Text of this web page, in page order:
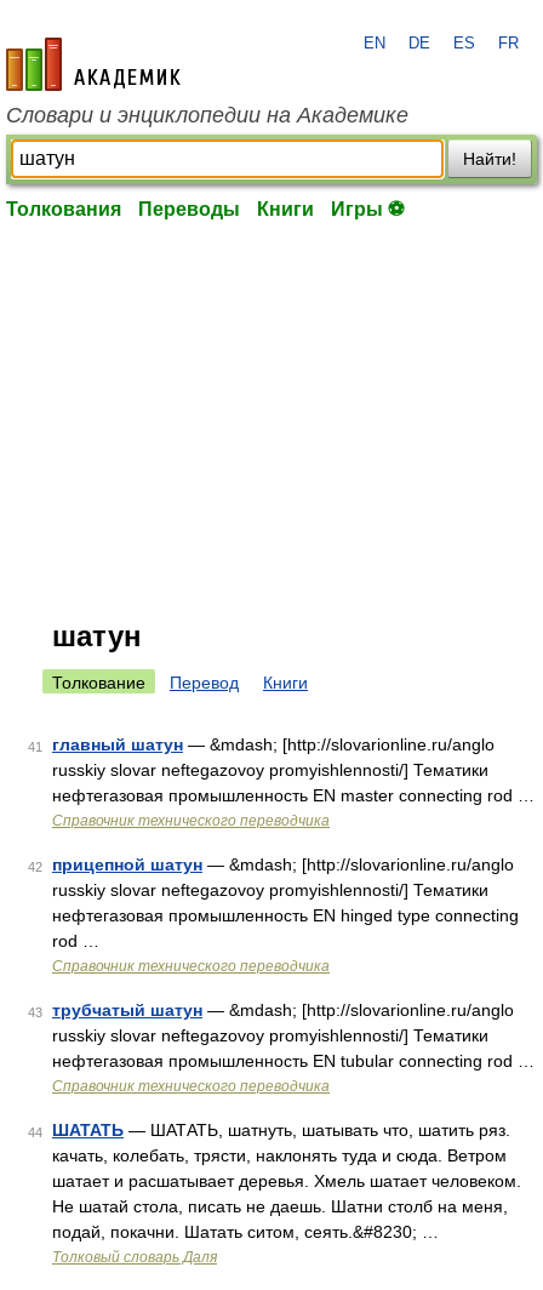
academic.ru
EN DE ES FR
Словари и энциклопедии на Академике
Найти!
Толкования Переводы Книги Игры ⚽
шатун
Толкование Перевод Книги
41 главный шатун — &mdash; [http://slovarionline.ru/anglo
russkiy slovar neftegazovoy promyishlennosti/] Тематики
нефтегазовая промышленность EN master connecting rod …
Справочник технического переводчика
42 прицепной шатун — &mdash; [http://slovarionline.ru/anglo
russkiy slovar neftegazovoy promyishlennosti/] Тематики
нефтегазовая промышленность EN hinged type connecting
rod …
Справочник технического переводчика
43 трубчатый шатун — &mdash; [http://slovarionline.ru/anglo
russkiy slovar neftegazovoy promyishlennosti/] Тематики
нефтегазовая промышленность EN tubular connecting rod …
Справочник технического переводчика
44 ШАТАТЬ — ШАТАТЬ, шатнуть, шатывать что, шатить ряз.
качать, колебать, трясти, наклонять туда и сюда. Ветром
шатает и расшатывает деревья. Хмель шатает человеком.
Не шатай стола, писать не даешь. Шатни столб на меня,
подай, покачни. Шатать ситом, сеять.&#8230; …
Толковый словарь Даля